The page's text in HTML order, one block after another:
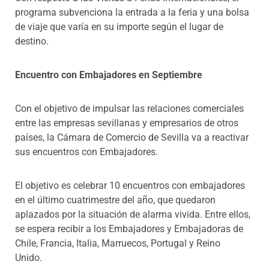
programa subvenciona la entrada a la feria y una bolsa
de viaje que varía en su importe según el lugar de
destino.
Encuentro con Embajadores en Septiembre
Con el objetivo de impulsar las relaciones comerciales
entre las empresas sevillanas y empresarios de otros
países, la Cámara de Comercio de Sevilla va a reactivar
sus encuentros con Embajadores.
El objetivo es celebrar 10 encuentros con embajadores
en el último cuatrimestre del año, que quedaron
aplazados por la situación de alarma vivida. Entre ellos,
se espera recibir a los Embajadores y Embajadoras de
Chile, Francia, Italia, Marruecos, Portugal y Reino
Unido.